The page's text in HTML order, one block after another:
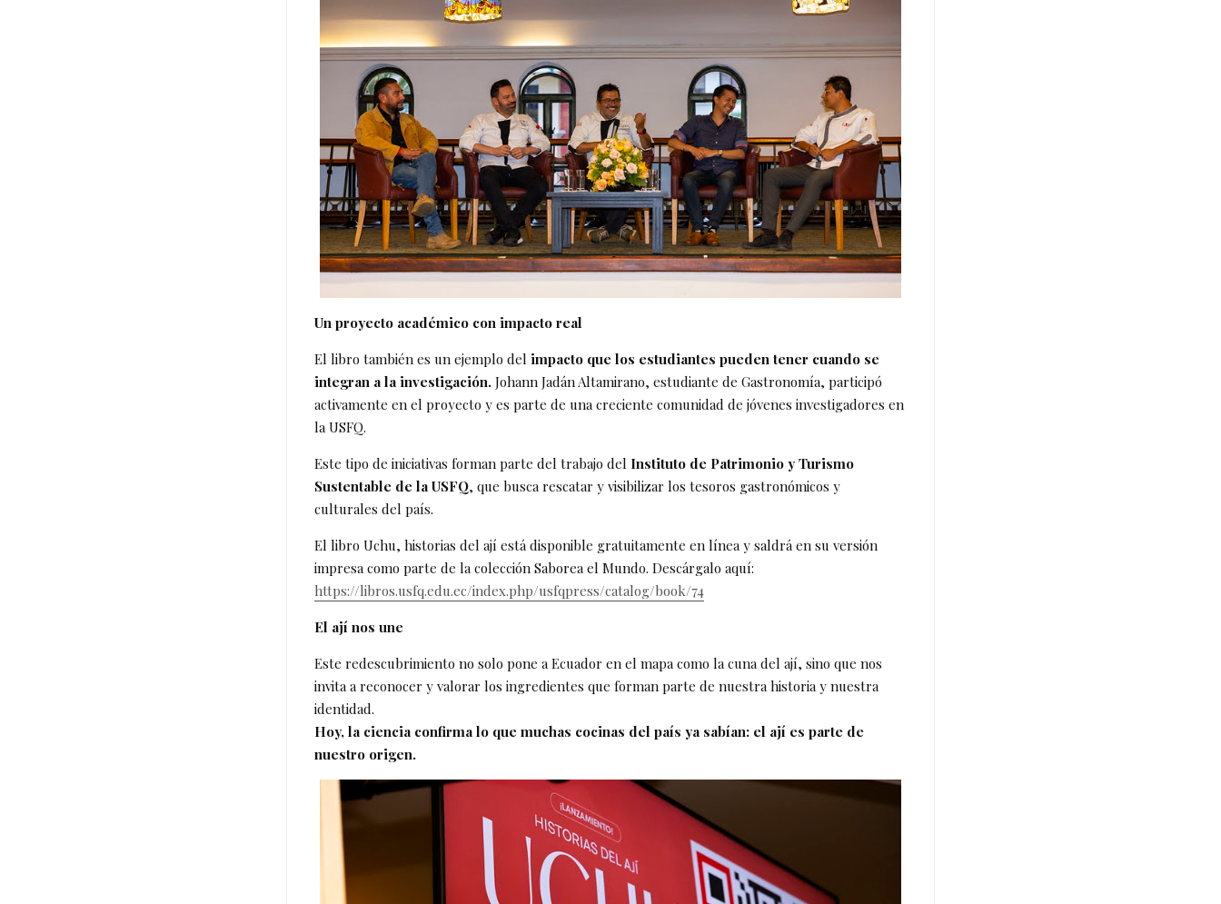
Un proyecto académico con impacto real
El libro también es un ejemplo del impacto que los estudiantes pueden tener cuando se
integran a la investigación. Johann Jadán Altamirano, estudiante de Gastronomía, participó
activamente en el proyecto y es parte de una creciente comunidad de jóvenes investigadores en
la USFQ.
Este tipo de iniciativas forman parte del trabajo del Instituto de Patrimonio y Turismo
Sustentable de la USFQ, que busca rescatar y visibilizar los tesoros gastronómicos y
culturales del país.
El libro Uchu, historias del ají está disponible gratuitamente en línea y saldrá en su versión
impresa como parte de la colección Saborea el Mundo. Descárgalo aquí:
https://libros.usfq.edu.ec/index.php/usfqpress/catalog/book/74
El ají nos une
Este redescubrimiento no solo pone a Ecuador en el mapa como la cuna del ají, sino que nos
invita a reconocer y valorar los ingredientes que forman parte de nuestra historia y nuestra
identidad.
Hoy, la ciencia confirma lo que muchas cocinas del país ya sabían: el ají es parte de
nuestro origen.